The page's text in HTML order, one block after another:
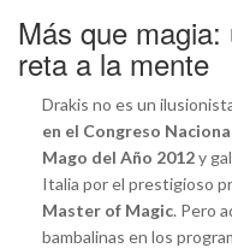
Más que
reta a la mente
Drakis no es un
en el Congreso
Mago del Año 2012y
Italia por el prestigioso
Master of Magic. Pero
bambalinas en los